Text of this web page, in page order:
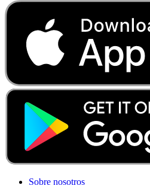
Sobre nosotros